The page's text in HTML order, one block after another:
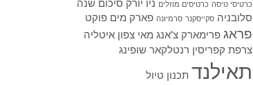
כרטיסי טיסה כרטיסים מוזלים
סלובניה סקייסקנר סרמיונה פארק מים פוקט
פראג פרימארק צ'אנג מאי צפון איטליה
צרפת קפריסין רנטלקאר שופינג
תאילנד תכנון טיול